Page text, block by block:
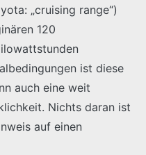
„cruising range“)
120
ist diese
auch eine weit
Nichts daran ist
auf einen